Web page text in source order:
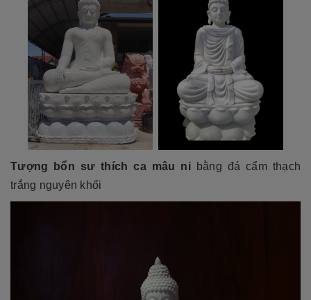
Tượng bổn sư thích ca mâu ni bằng đá cẩm thạch
trắng nguyên khối